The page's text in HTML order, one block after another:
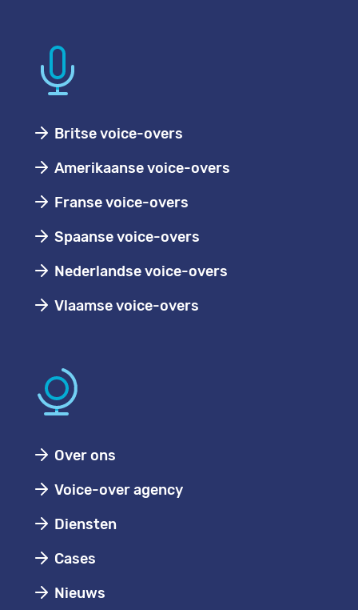
Britse voice-overs
Amerikaanse voice-overs
Franse voice-overs
Spaanse voice-overs
Nederlandse voice-overs
Vlaamse voice-overs
Over ons
Voice-over agency
Diensten
Cases
Nieuws